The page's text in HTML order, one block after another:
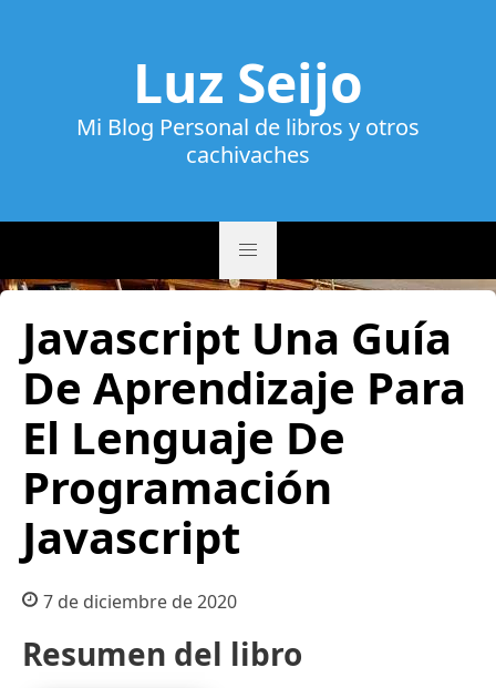
Luz Seijo
Mi Blog Personal de libros y otros
cachivaches
Javascript Una Guía
De Aprendizaje Para
El Lenguaje De
Programación
Javascript
7 de diciembre de 2020
Resumen del libro